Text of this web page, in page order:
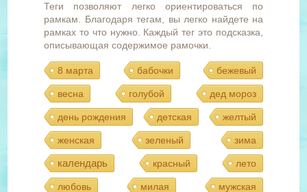
Теги позволяют легко ориентироваться по
рамкам. Благодаря тегам, вы легко найдете на
рамках то что нужно. Каждый тег это подсказка,
описывающая содержимое рамочки.
8 марта бабочки бежевый
весна голубой дед мороз
день рождения детская желтый
женская зеленый зима
календарь красный лето
любовь милая мужская